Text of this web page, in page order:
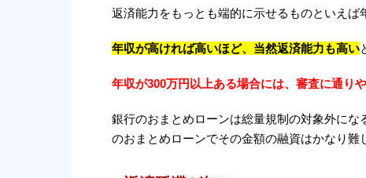
返済能力をもっとも端的に示せるものといえば
年収が高ければ高いほど、当然返済能力も高い
年収が300万円以上ある場合には、審査に通り
銀行のおまとめローンは総量規制の対象外に
のおまとめローンでその金額の融資はかなり難